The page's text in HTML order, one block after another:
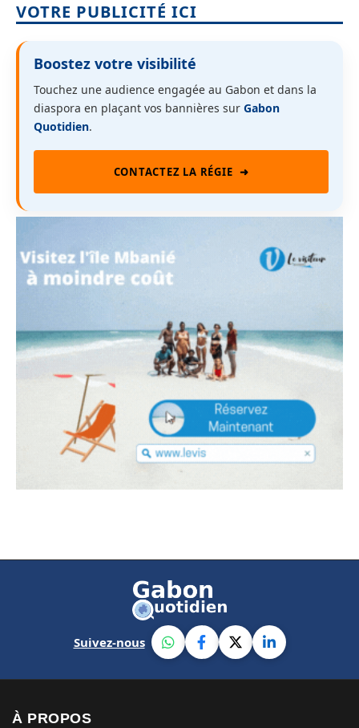
VOTRE PUBLICITÉ ICI
Boostez votre visibilité
Touchez une audience engagée au Gabon et dans la
diaspora en plaçant vos bannières sur Gabon
Quotidien.
CONTACTEZ LA RÉGIE ➜
Suivez-nous
À PROPOS